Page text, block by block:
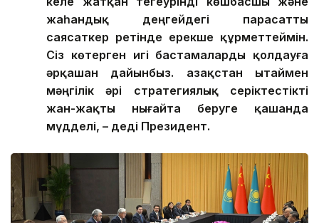
жаһандық деңгейдегі парасатты
саясаткер ретінде ерекше құрметтеймін.
Сіз көтерген игі бастамаларды қолдауға
әрқашан дайынбыз. Қазақстан Қытаймен
мәңгілік әрі стратегиялық серіктестікті
жан-жақты нығайта беруге қашанда
мүдделі, – деді Президент.